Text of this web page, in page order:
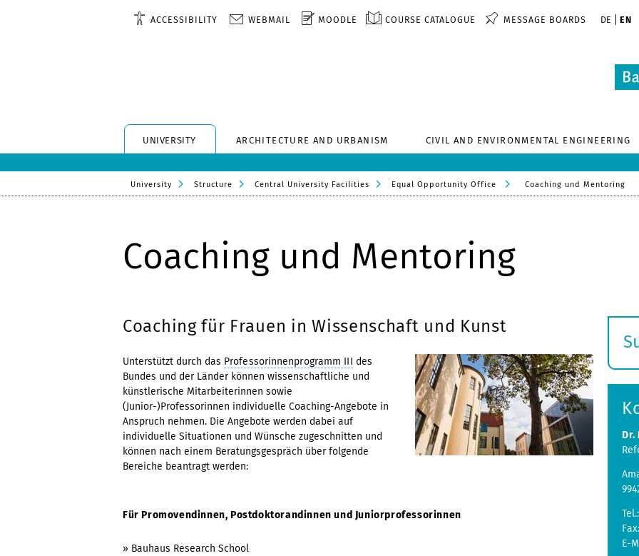
ACCESSIBILITY WEBMAIL MOODLE COURSE CATALOGUE MESSAGE BOARDS DE EN
UNIVERSITY ARCHITECTURE AND URBANISM CIVIL AND ENVIRONMENTAL ENGINEERING
University Structure Central University Facilities Equal Opportunity Office Coaching und Mentoring
Coaching und Mentoring
Coaching für Frauen in Wissenschaft und Kunst
Unterstützt durch das Professorinnenprogramm III des
Bundes und der Länder können wissenschaftliche und
künstlerische Mitarbeiterinnen sowie
(Junior-)Professorinnen individuelle Coaching-Angebote in
Anspruch nehmen. Die Angebote werden dabei auf
individuelle Situationen und Wünsche zugeschnitten und
können nach einem Beratungsgespräch über folgende
Bereiche beantragt werden:
Für Promovendinnen, Postdoktorandinnen und Juniorprofessorinnen
» Bauhaus Research School
Dr.
E-